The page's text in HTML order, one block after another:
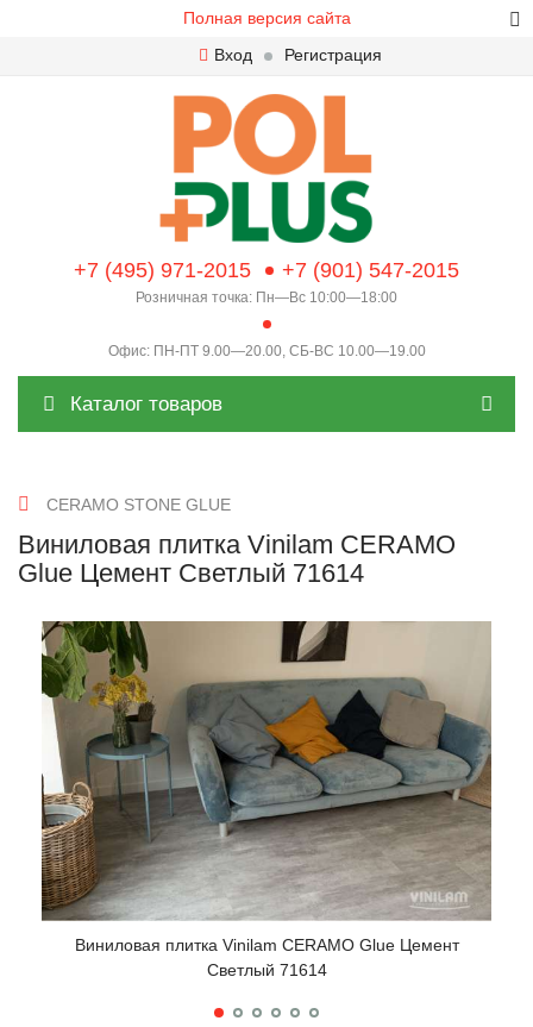
Полная версия сайта
Вход
Регистрация
+7 (495) 971-2015 +7 (901) 547-2015
Розничная точка: Пн—Вс 10:00—18:00
Офис: ПН-ПТ 9.00—20.00, СБ-ВС 10.00—19.00
Каталог товаров
CERAMO STONE GLUE
Виниловая плитка Vinilam CERAMO
Glue Цемент Светлый 71614
Виниловая плитка Vinilam CERAMO Glue Цемент
Светлый 71614